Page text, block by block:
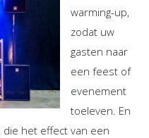
warming-up,
zodat uw
gasten naar
een feest of
evenement
toeleven. En
die het effect van een